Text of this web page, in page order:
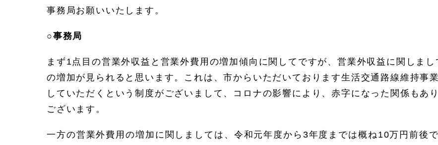
事務局お願いいたします。
○事務局
まず1点目の営業外収益と営業外費用の増加傾向に関してですが、営業外収益に関しま
の増加が見られると思います。これは、市からいただいております生活交通路線維持事
していただくという制度がございまして、コロナの影響により、赤字になった関係もあ
ございます。
一方の営業外費用の増加に関しましては、令和元年度から3年度までは概ね10万円前後